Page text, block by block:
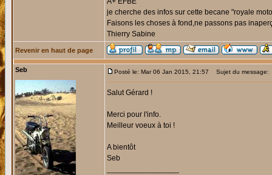
je cherche des infos sur cette becane "royale
Faisons les choses à fond,ne passons pas
Thierry Sabine
Revenir en haut de page
Seb Posté le: Mar 06 Jan 2015, 21:57 Sujet du message:
Salut Gérard !
Merci pour l'info.
Meilleur voeux à toi !
A bientôt
Seb